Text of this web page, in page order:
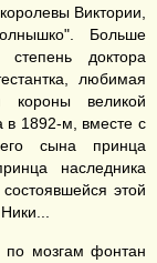
Виктории,
Больше
доктора
любимая
короны великой
в 1892-м, вместе с
сына принца
наследника
этой
мозгам фонтан